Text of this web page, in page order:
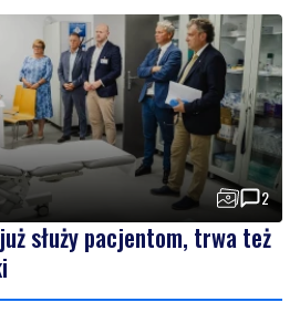
2
służy pacjentom, trwa też